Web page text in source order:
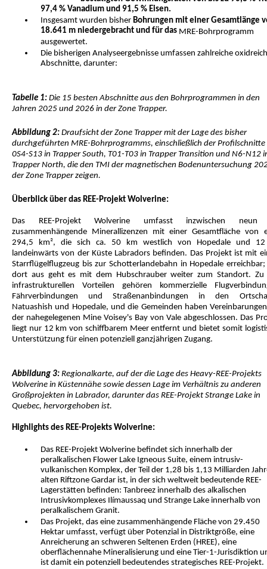
97,4 % Vanadium und 91,5 % Eisen.
Insgesamt wurden bisherBohrungen mit einer Gesamtlänge
18.641 m niedergebracht und für das MRE-Bohrprogramm
ausgewertet.
Die bisherigen Analyseergebnisse umfassen zahlreiche
Abschnitte, darunter:
Tabelle 1: Die 15 besten Abschnitte aus den Bohrprogrammen in den
Jahren 2025 und 2026 in der Zone Trapper.
Abbildung 2: Draufsicht der Zone Trapper mit der Lage des bisher
durchgeführten MRE-Bohrprogramms, einschließlich der Profilschnitte
0S4-S13 in Trapper South, T01-T03 in Trapper Transition und N6-N12
Trapper North, die den TMI der magnetischen Bodenuntersuchung
der Zone Trapper zeigen.
Überblick über das REE-Projekt Wolverine:
Das REE-Projekt Wolverine umfasst inzwischen
zusammenhängende Minerallizenzen mit einer Gesamtfläche von
294,5 km², die sich ca. 50 km westlich von Hopedale und
landeinwärts von der Küste Labradors befinden. Das Projekt ist mit
Starrflügelflugzeug bis zur Schotterlandebahn in Hopedale
dort aus geht es mit dem Hubschrauber weiter zum Standort. Zu
infrastrukturellen Vorteilen gehören kommerzielle
Fährverbindungen und Straßenanbindungen in den
Natuashish und Hopedale, und die Gemeinden haben
der nahegelegenen Mine Voisey's Bay von Vale abgeschlossen. Das
liegt nur 12 km von schiffbarem Meer entfernt und bietet somit
Unterstützung für einen potenziell ganzjährigen Zugang.
Abbildung 3: Regionalkarte, auf der die Lage des Heavy-REE-Projekts
Wolverine in Küstennähe sowie dessen Lage im Verhältnis zu anderen
Großprojekten in Labrador, darunter das REE-Projekt Strange Lake in
Quebec, hervorgehoben ist.
Highlights des REE-Projekts Wolverine:
Das REE-Projekt Wolverine befindet sich innerhalb der
peralkalischen Flower Lake Igneous Suite, einem intrusiv-
vulkanischen Komplex, der Teil der 1,28 bis 1,13 Milliarden
alten Riftzone Gardar ist, in der sich weltweit bedeutende REE-
Lagerstätten befinden: Tanbreez innerhalb des alkalischen
Intrusivkomplexes Ilímaussaq und Strange Lake innerhalb von
peralkalischem Granit.
Das Projekt, das eine zusammenhängende Fläche von 29.450
Hektar umfasst, verfügt über Potenzial in Distriktgröße, eine
Anreicherung an schweren Seltenen Erden (HREE), eine
oberflächennahe Mineralisierung und eine Tier-1-Jurisdiktion
ist damit ein potenziell bedeutendes strategisches REE-Projekt.